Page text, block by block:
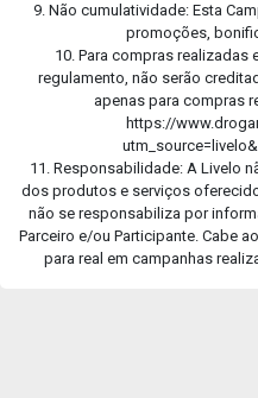
9. Não cumulatividade: Esta
promoções,
10. Para compras
regulamento, não serão
apenas para compras
https://
11. Responsabilidade: A Livelo
dos produtos e serviços
não se responsabiliza por
Parceiro e/ou Participante. Cabe
para real em campanhas